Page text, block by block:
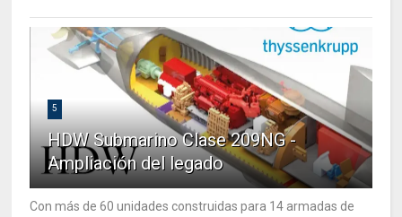
5
HDW Submarino Clase 209NG -
Ampliación del legado
Con más de 60 unidades construidas para 14 armadas de